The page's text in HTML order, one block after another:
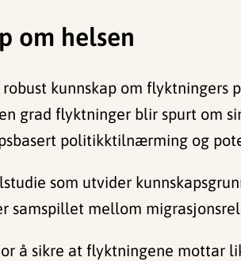
om helsen
kunnskap om flyktningers
grad flyktninger blir spurt om
politikktilnærming og
som utvider
samspillet mellom
å sikre at flyktningene mottar